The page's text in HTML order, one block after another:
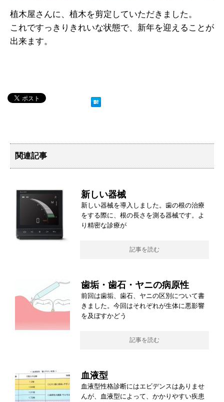
植木屋さんに、植木を剪定していただきました。
これですっきりきれいな状態で、新年を迎えることが
出来ます。
関連記事
新しい器械
新しい器械を導入しました。歯の根の治療
をする際に、根の長さを測る器械です。よ
り精密な診療が
記事を読む
歯垢・歯石・ヤニの病原性
前回は歯垢、歯石、ヤニの区別について書
きました。今回はそれぞれが生体に悪影響
を及ぼすかどう
記事を読む
血液型
血液型性格診断にはエビデンスはありませ
んが、血液型によって、かかりやすい疾患